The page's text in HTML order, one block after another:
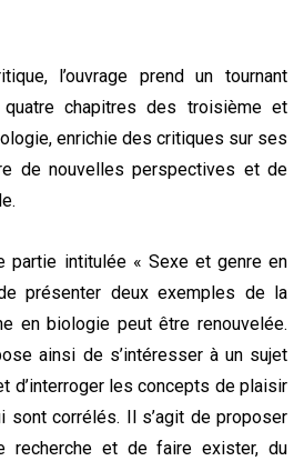
l’ouvrage prend un tournant
chapitres des troisième et
enrichie des critiques sur ses
de nouvelles perspectives et de
partie intitulée « Sexe et genre en
présenter deux exemples de la
en biologie peut être renouvelée.
ainsi de s’intéresser à un sujet
d’interroger les concepts de plaisir
sont corrélés. Il s’agit de proposer
recherche et de faire exister, du